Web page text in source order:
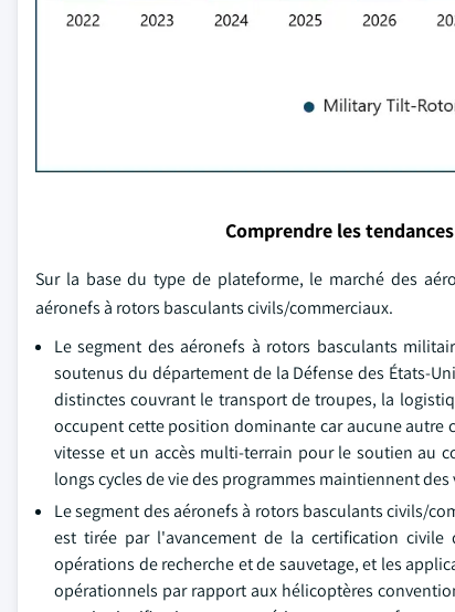
Comprendre les
Sur la base du type de plateforme, le marché des
aéronefs à rotors basculants civils/commerciaux.
Le segment des aéronefs à rotors basculants
soutenus du département de la Défense des États-
distinctes couvrant le transport de troupes, la
occupent cette position dominante car aucune
vitesse et un accès multi-terrain pour le soutien au
longs cycles de vie des programmes maintiennent
Le segment des aéronefs à rotors basculants civils/
est tirée par l'avancement de la certification
opérations de recherche et de sauvetage, et les
opérationnels par rapport aux hélicoptères